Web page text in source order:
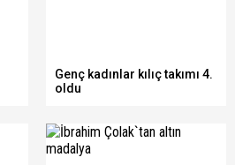
Genç kadınlar kılıç takımı 4.
oldu